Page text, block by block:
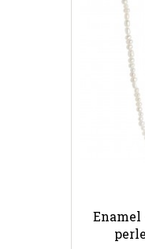
Enamel